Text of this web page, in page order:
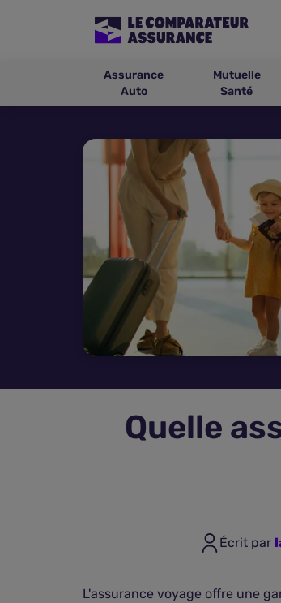
Assurance
Auto
Mutuelle
Santé
Quelle
Écrit par
L'assurance voyage offre une